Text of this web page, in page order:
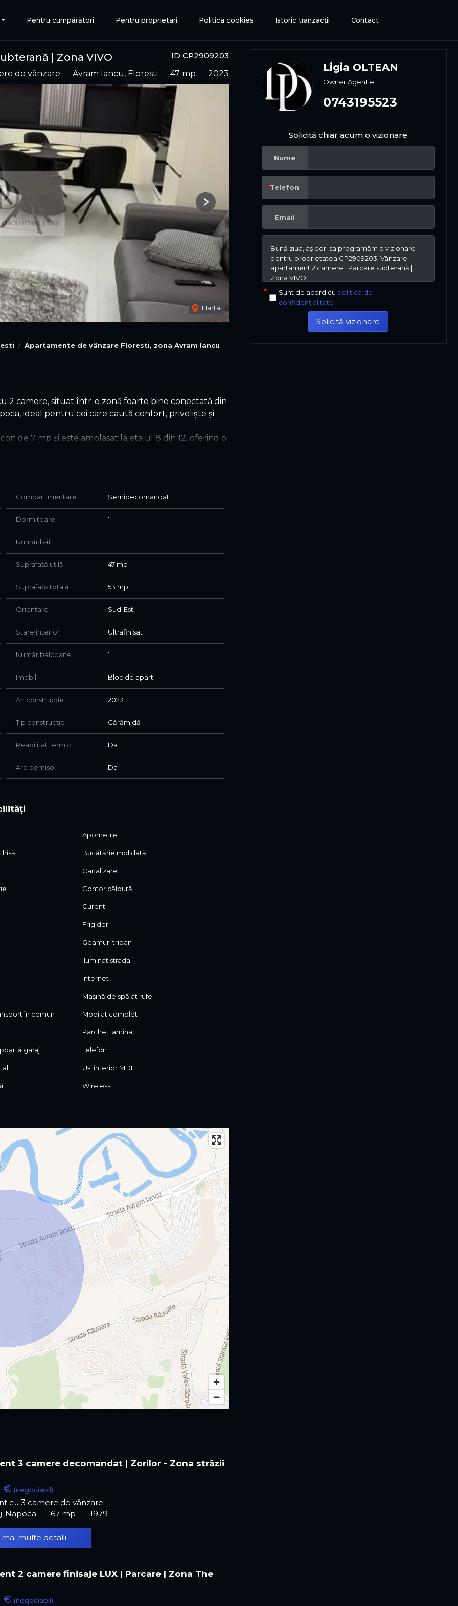
Pentru cumpărători Pentru proprietari Politica cookies Istoric tranzacții Contact
ID CP2909203
| Zona VIVO
de vânzare Avram Iancu, Floresti 47 mp 2023
Harta
Next
Apartamente de vânzare Floresti, zona Avram Iancu
2 camere, situat într-o zonă foarte bine conectată din
ideal pentru cei care caută confort, priveliște și
de 7 mp și este amplasat la etajul 8 din 12, oferind o
finisaje de calitate superioară, electrocasnice
restaurante
nou, cu vedere frumoasă și facilitățile zonei
vizionări, vă rugăm să ne contactați.
Compartimentare Semidecomandat
Dormitoare 1
Număr băi 1
Suprafață utilă 47 mp
Suprafață totală 53 mp
Orientare Sud-Est
Stare interior Ultrafinisat
Număr balcoane 1
Imobil Bloc de apart.
An construcție 2023
Tip construcție Cărămidă
Reabilitat termic Da
Are demisol Da
Apometre
Bucătărie mobilată
Canalizare
Contor căldură
Curent
Frigider
Geamuri tripan
Iluminat stradal
Internet
Mașină de spălat rufe
în comun Mobilat complet
Parchet laminat
garaj Telefon
Uși interior MDF
Wireless
Ligia OLTEAN
Owner Agentie
0743195523
Solicită chiar acum o vizionare
Nume
Telefon
Email
Sunt de acord cu politica de
confidențialitate
Solicită vizionare
3 camere decomandat | Zorilor - Zona străzii
€ (negociabil)
cu 3 camere de vânzare
Napoca
67 mp 1979
mai multe detalii
2 camere finisaje LUX | Parcare | Zona The
€ (negociabil)